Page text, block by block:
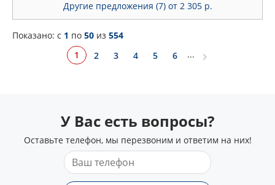
Другие предложения (7) от 2 305 р.
Показано: c 1 по 50 из 554
1
2 3 4 5 6 ...
У Вас есть вопросы?
Оставьте телефон, мы перезвоним и ответим на них!